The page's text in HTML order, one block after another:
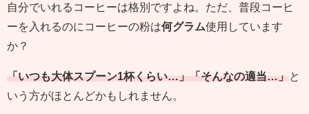
自分でいれるコーヒーは格別ですよね。ただ、普段コーヒ
ーを入れるのにコーヒーの粉は何グラム使用しています
か？
「いつも大体スプーン1杯くらい…」「そんなの適当…」と
いう方がほとんどかもしれません。